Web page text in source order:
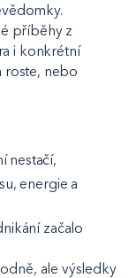
příběhy z
i konkrétní
roste, nebo
nestačí,
energie a
začalo
ale výsledky